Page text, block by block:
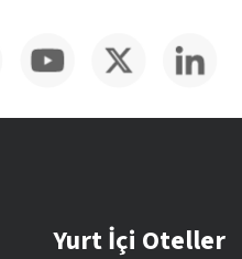
Yurt İçi Oteller